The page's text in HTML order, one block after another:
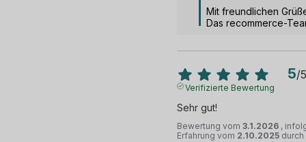
Mit freundlichen
Das recommerce-
5/5
Verifizierte Bewertung
Sehr gut!
Bewertung vom 3.1.2026 ,
Erfahrung vom 2.10.2025 durch